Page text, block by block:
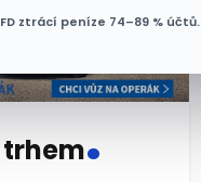
ztrácí peníze 74–89 % účtů.
trhem.